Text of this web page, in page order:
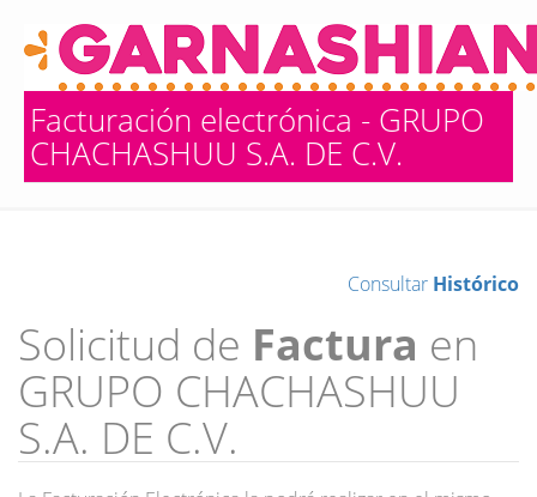
Facturación electrónica - GRUPO
CHACHASHUU S.A. DE C.V.
Consultar Histórico
Solicitud de Factura en
GRUPO CHACHASHUU
S.A. DE C.V.